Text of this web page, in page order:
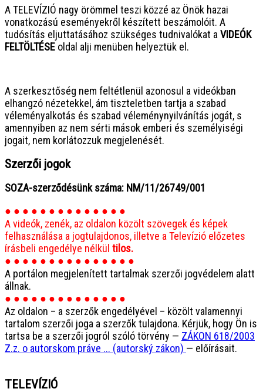
A TELEVÍZIÓ nagy örömmel teszi közzé az Önök hazai
vonatkozású eseményekről készített beszámolóit. A
tudósítás eljuttatásához szükséges tudnivalókat a VIDEÓK
FELTÖLTÉSE oldal alji menüben helyeztük el.
A szerkesztőség nem feltétlenül azonosul a videókban
elhangzó nézetekkel, ám tiszteletben tartja a szabad
véleményalkotás és szabad véleménynyilvánítás jogát, s
amennyiben az nem sérti mások emberi és személyiségi
jogait, nem korlátozzuk megjelenését.
Szerzői jogok
SOZA-szerződésünk száma: NM/11/26749/001
● ● ● ● ● ● ● ● ● ● ● ● ● ●
A videók, zenék, az oldalon közölt szövegek és képek
felhasználása a jogtulajdonos, illetve a Televízió előzetes
írásbeli engedélye nélkül tilos.
● ● ● ● ● ● ● ● ● ● ● ● ● ● ●
A portálon megjelenített tartalmak szerzői jogvédelem alatt
állnak.
● ● ● ● ● ● ● ● ● ● ● ● ● ●
Az oldalon – a szerzők engedélyével – közölt valamennyi
tartalom szerzői joga a szerzők tulajdona. Kérjük, hogy Ön is
tartsa be a szerzői jogról szóló törvény — ZÁKON 618/2003
Z.z. o autorskom práve ... (autorský zákon) — előírásait.
TELEVÍZIÓ